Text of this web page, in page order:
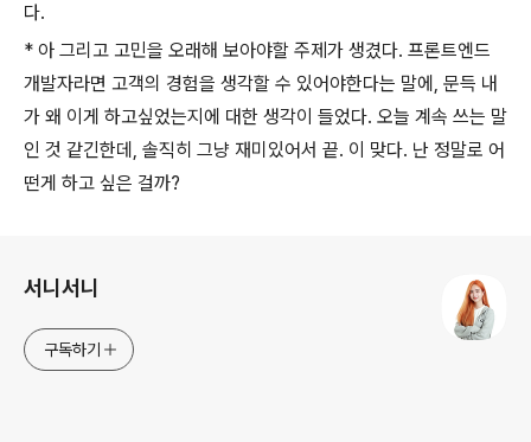
다.
* 아 그리고 고민을 오래해 보아야할 주제가 생겼다. 프론트엔드
개발자라면 고객의 경험을 생각할 수 있어야한다는 말에, 문득 내
가 왜 이게 하고싶었는지에 대한 생각이 들었다. 오늘 계속 쓰는 말
인 것 같긴한데, 솔직히 그냥 재미있어서 끝. 이 맞다. 난 정말로 어
떤게 하고 싶은 걸까?
서니서니
구독하기